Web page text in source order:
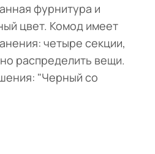
фурнитура и
цвет. Комод имеет
четыре секции,
распределить вещи.
"Черный со